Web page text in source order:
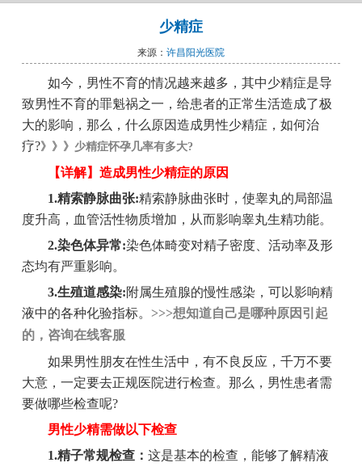
少精症
来源： 许昌阳光医院
如今，男性不育的情况越来越多，其中少精症是导
致男性不育的罪魁祸之一，给患者的正常生活造成了极
大的影响，那么，什么原因造成男性少精症，如何治
疗?》》》少精症怀孕几率有多大?
【详解】造成男性少精症的原因
1.精索静脉曲张:精索静脉曲张时，使睾丸的局部温
度升高，血管活性物质增加，从而影响睾丸生精功能。
2.染色体异常:染色体畸变对精子密度、活动率及形
态均有严重影响。
3.生殖道感染:附属生殖腺的慢性感染，可以影响精
液中的各种化验指标。 >>>想知道自己是哪种原因引起
的，咨询在线客服
如果男性朋友在性生活中，有不良反应，千万不要
大意，一定要去正规医院进行检查。那么，男性患者需
要做哪些检查呢?
男性少精需做以下检查
1.精子常规检查： 这是基本的检查，能够了解精液